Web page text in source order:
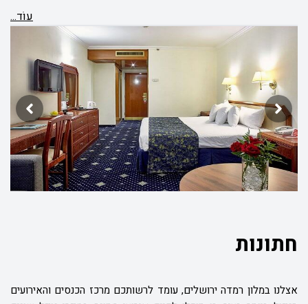
עוֹד...
חתונות
אצלנו במלון רמדה ירושלים, עומד לרשותכם מרכז הכנסים והאירועים